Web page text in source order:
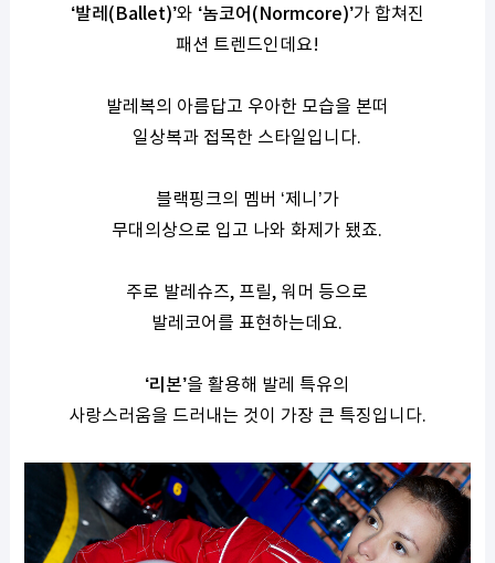
‘발레 (Ballet)’와 ‘놈코어 (Normcore)’가 합쳐진
패션 트렌드인데요!
발레복의 아름답고 우아한 모습을 본떠
일상복과 접목한 스타일입니다.
블랙핑크의 멤버 ‘제니 ’가
무대의상으로 입고 나와 화제가 됐죠.
주로 발레슈즈, 프릴, 워머 등으로
발레코어를 표현하는데요.
‘리본’을 활용해 발레 특유의
사랑스러움을 드러내는 것이 가장 큰 특징입니다.